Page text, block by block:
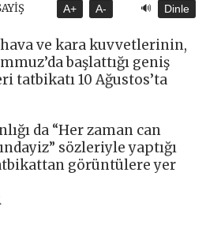
A+ A- 🔊 Dinle
ve kara kuvvetlerinin,
başlattığı geniş
tatbikatı 10 Ağustos’ta
da “Her zaman can
sözleriyle yaptığı
görüntülere yer